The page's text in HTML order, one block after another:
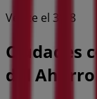
Vence el 31/8
Ciudades
del Ahorro